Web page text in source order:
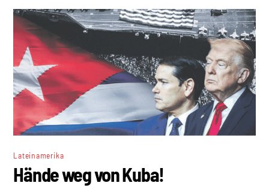
Lateinamerika
Hände weg von Kuba!